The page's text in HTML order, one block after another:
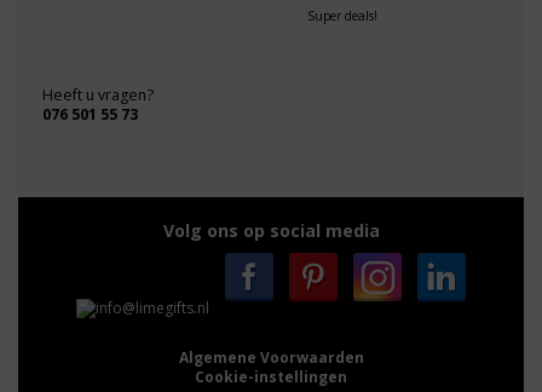
Super deals!
Heeft u vragen?
076 501 55 73
Volg ons op social media
Algemene Voorwaarden
Cookie-instellingen